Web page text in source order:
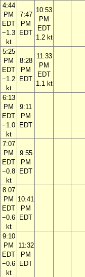
4:44
PM
EDT
−1.3
kt
7:47
PM
EDT
10:53
PM
EDT
1.2 kt
5:25
PM
EDT
−1.2
kt
8:28
PM
EDT
11:33
PM
EDT
1.1 kt
6:13
PM
EDT
−1.0
kt
9:11
PM
EDT
7:07
PM
EDT
−0.8
kt
9:55
PM
EDT
8:07
PM
EDT
−0.6
kt
10:41
PM
EDT
9:10
PM
EDT
−0.6
kt
11:32
PM
EDT